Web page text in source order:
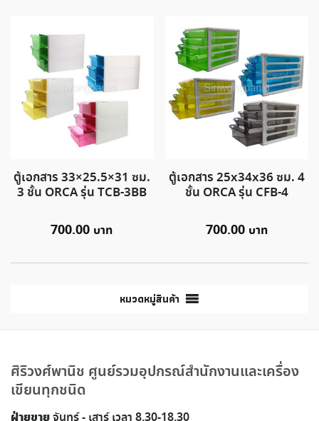
ตู้เอกสาร 33×25.5×31 ซม.
3 ชั้น ORCA รุ่น TCB-3BB
700.00
ตู้เอกสาร 25x34x36 ซม. 4
ชั้น ORCA รุ่น CFB-4
700.00
หมวดหมู่สินค้า
ศิริวงศ์พานิช ศูนย์รวมอุปกรณ์สำนักงานและเครื่อง
เขียนทุกชนิด